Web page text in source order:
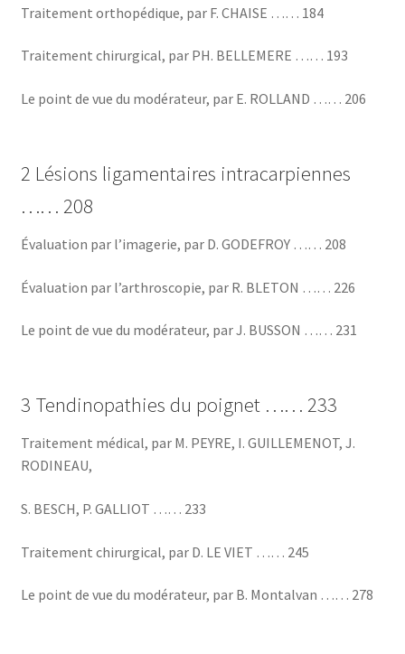
Traitement orthopédique, par F. CHAISE …… 184
Traitement chirurgical, par PH. BELLEMERE …… 193
Le point de vue du modérateur, par E. ROLLAND …… 206
2 Lésions ligamentaires intracarpiennes
…… 208
Évaluation par l’imagerie, par D. GODEFROY …… 208
Évaluation par l’arthroscopie, par R. BLETON …… 226
Le point de vue du modérateur, par J. BUSSON …… 231
3 Tendinopathies du poignet …… 233
Traitement médical, par M. PEYRE, I. GUILLEMENOT, J.
RODINEAU,
S. BESCH, P. GALLIOT …… 233
Traitement chirurgical, par D. LE VIET …… 245
Le point de vue du modérateur, par B. Montalvan …… 278